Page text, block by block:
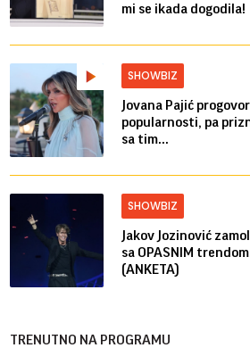
mi se ikada dogodila!
SHOWBIZ
Jovana Pajić
popularnosti, pa
sa tim...
SHOWBIZ
Jakov Jozinović
sa OPASNIM
(ANKETA)
TRENUTNO NA PROGRAMU